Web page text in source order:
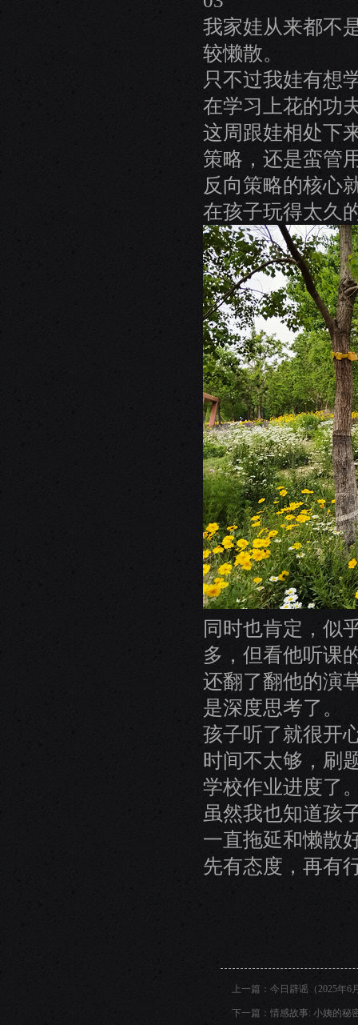
我家娃从来都不
较懒散。
只不过我娃有想
在学习上花的功
这周跟娃相处下
策略，还是蛮管
反向策略的核心
在孩子玩得太久
同时也肯定，似
多，但看他听课
还翻了翻他的演
是深度思考了。
孩子听了就很开
时间不太够，刷
学校作业进度了
虽然我也知道孩
一直拖延和懒散
先有态度，再有
上一篇： 今日辟谣（2025年6
下一篇： 情感故事: 小姨的秘